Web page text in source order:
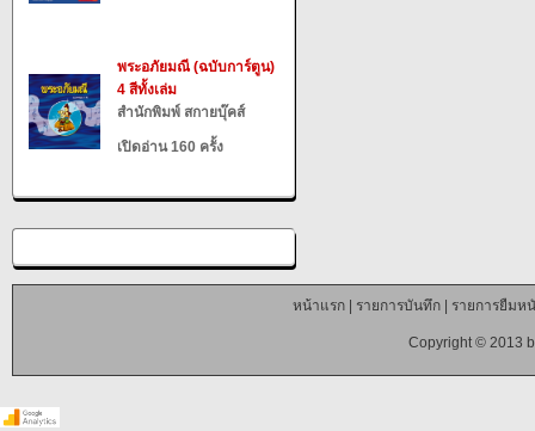
พระอภัยมณี (ฉบับการ์ตูน)
4 สีทั้งเล่ม
สำนักพิมพ์ สกายบุ๊คส์
เปิดอ่าน 160 ครั้ง
หน้าแรก| รายการบันทึก| รายการยืมห
Copyright © 2013